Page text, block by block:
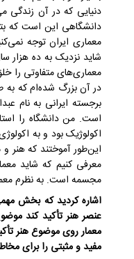
دنیایی که در آن
دانشگاهی این است که
معماری ایران توجه
شاید نزدیک به ده هزار
معماری‌های متفاوتی را
در آن بزرگ شده‌ام که
برجسته ایرانی به نام
است. من دانشگاه را
اکولوژیک بود و به
این‌طور آموختند که هنر و
معرفی کنیم که شاید
مجسمه است. به نظرم
اشاره کردید که بخش
عنصر هنر تأکید کند
معمار روی موضوع هنر
مفید و مثبتی را برای